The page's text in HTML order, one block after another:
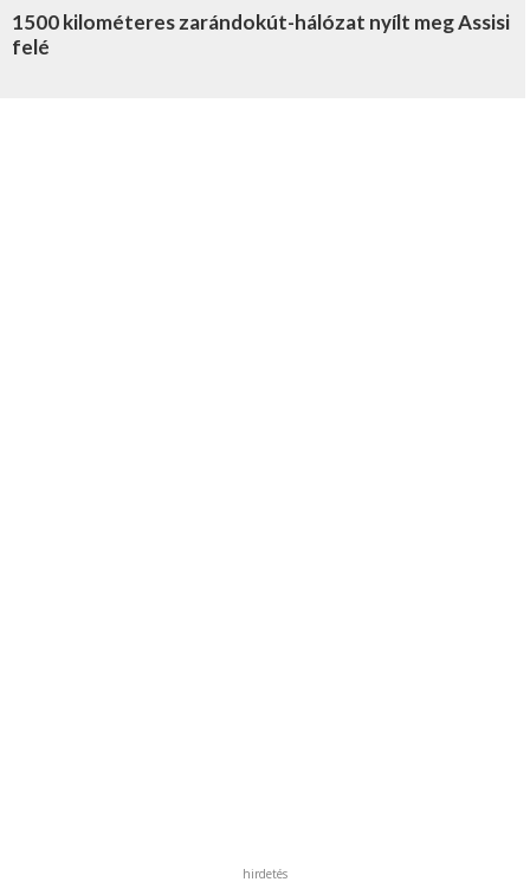
1500 kilométeres zarándokút-hálózat nyílt meg Assisi
felé
hirdetés